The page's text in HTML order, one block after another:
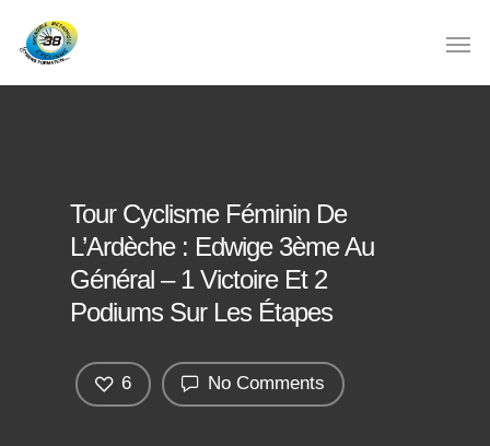
Tour Cyclisme Féminin De
L’Ardèche : Edwige 3ème Au
Général – 1 Victoire Et 2
Podiums Sur Les Étapes
No Comments
6